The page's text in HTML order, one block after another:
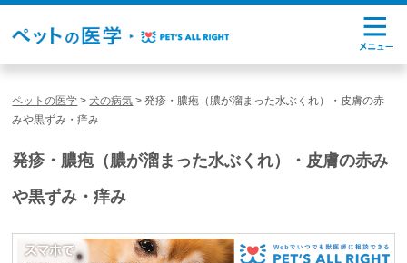
ペットの医学 >犬の病気 >発疹・膿疱（膿が溜まった水ぶくれ）・皮膚の赤
みや黒ずみ・痒み
発疹・膿疱（膿が溜まった水ぶくれ）・皮膚の赤み
や黒ずみ・痒み